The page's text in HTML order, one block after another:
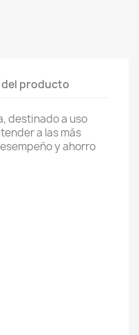
del producto
destinado a uso
a las más
y ahorro